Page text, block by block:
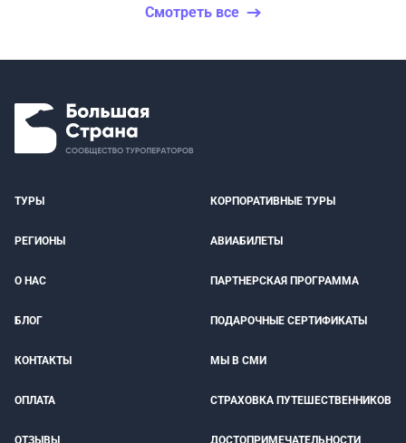
Смотреть все
ТУРЫ КОРПОРАТИВНЫЕ ТУРЫ
РЕГИОНЫ АВИАБИЛЕТЫ
О НАС ПАРТНЕРСКАЯ ПРОГРАММА
БЛОГ ПОДАРОЧНЫЕ СЕРТИФИКАТЫ
КОНТАКТЫ МЫ В СМИ
ОПЛАТА СТРАХОВКА ПУТЕШЕСТВЕННИКОВ
ОТЗЫВЫ ДОСТОПРИМЕЧАТЕЛЬНОСТИ